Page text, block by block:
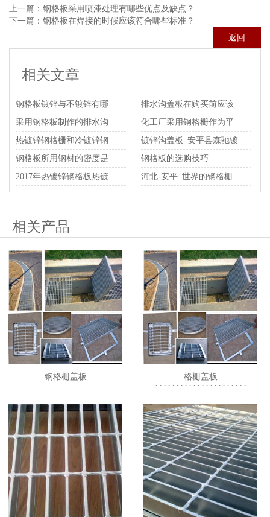
上一篇： 钢格板采用喷漆处理有哪些优点及缺点？
下一篇： 钢格板在焊接的时候应该符合哪些标准？
返回
相关文章
钢格板镀锌与不镀锌有哪
些共同点和不同？
排水沟盖板在购买前应该
做哪些工作？
采用钢格板制作的排水沟
盖板有防盗功能吗？
化工厂采用钢格栅作为平
台承重板有什么优点？
热镀锌钢格栅和冷镀锌钢
格栅有什么区别？
镀锌沟盖板_安平县森驰镀
锌沟盖板生产厂家
钢格板所用钢材的密度是
多少
钢格板的选购技巧
2017年热镀锌钢格板热镀
锌层厚度的检验方法
河北-安平_世界的钢格栅
板集散地
相关产品
钢格栅盖板
格栅盖板
1111111111111111111111